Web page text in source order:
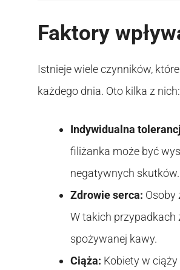
Faktory
Istnieje wiele czynników,
każdego dnia. Oto kilka z nich:
Indywidualna
filiżanka może być
negatywnych skutków.
Zdrowie serca: Osoby
W takich przypadkach
spożywanej kawy.
Ciąża: Kobiety w